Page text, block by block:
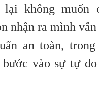
lại không muốn
nhận ra mình vẫn
an toàn,
vào sự tự do